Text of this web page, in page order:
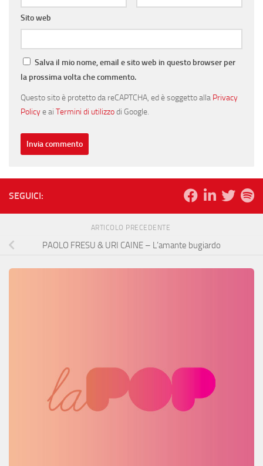
Sito web
Salva il mio nome, email e sito web in questo browser per
la prossima volta che commento.
Questo sito è protetto da reCAPTCHA, ed è soggetto alla Privacy
Policye ai Termini di utilizzodi Google.
SEGUICI:
ARTICOLO PRECEDENTE
PAOLO FRESU & URI CAINE – L’amante bugiardo